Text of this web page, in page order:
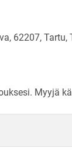
62207, Tartu,
Myyjä